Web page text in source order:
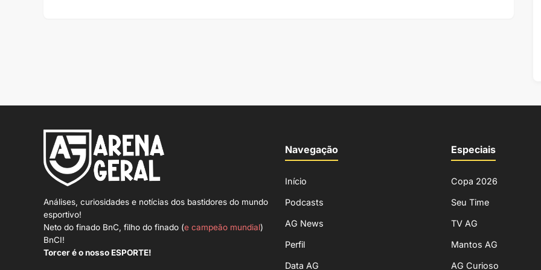
Análises, curiosidades e notícias dos bastidores do mundo
esportivo!
Neto do finado BnC, filho do finado (e campeão mundial)
BnCI!
Torcer é o nosso ESPORTE!
Navegação
Início
Podcasts
AG News
Perfil
Data AG
Especiais
Copa 2026
Seu Time
TV AG
Mantos AG
AG Curioso